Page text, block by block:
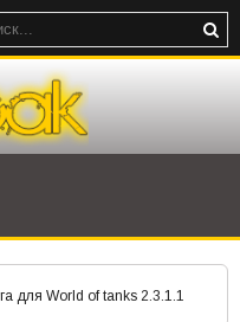
для World of tanks 2.3.1.1